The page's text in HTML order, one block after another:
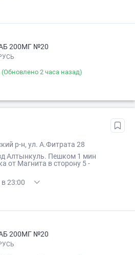
200МГ №20
(Обновлено 2 часа назад)
р-н, ул. А.Фитрата 28
Алтынкуль. П​ешком 1 мин​
от Магнита в сторону 5 -
23:00
200МГ №20